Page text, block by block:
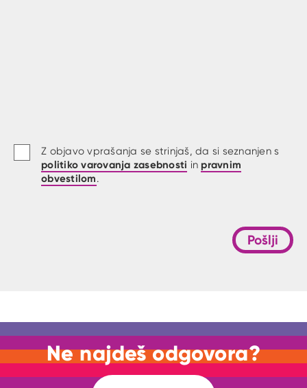
Z objavo vprašanja se strinjaš, da si seznanjen s
politiko varovanja zasebnosti in pravnim
obvestilom.
Pošlji
Ne najdeš odgovora?